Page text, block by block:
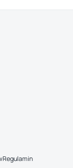
Regulamin